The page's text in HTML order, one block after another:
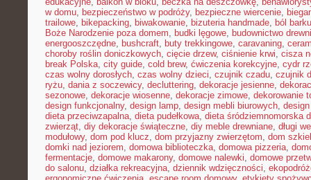
w domu, bezpieczeństwo w podróży, bezpieczne wiercenie,
trailowe, bikepacking, biwakowanie, bizuteria handmade, ból barku
Boże Narodzenie poza domem, budki lęgowe, budownictwo
energooszczędne, bushcraft, buty trekkingowe, caravaning,
choroby roślin doniczkowych, cięcie drzew, ciśnienie krwi, cisza
break Polska, city guide, cold brew, ćwiczenia korekcyjne, cydr
czas wolny dorosłych, czas wolny dzieci, czujnik czadu, czujnik
ryżu, dania z soczewicy, decluttering, dekoracje jesienne,
sezonowe, dekoracje wiosenne, dekoracje zimowe, dekorowanie
design funkcjonalny, design lamp, design mebli biurowych,
dieta przeciwzapalna, dieta pudełkowa, dieta śródziemnomorska
zwierząt, diy dekoracje świąteczne, diy meble drewniane, długi
modułowy, dom pod klucz, dom przyjazny zwierzętom, dom
domki nad jeziorem, domowa biblioteczka, domowa pizzeria,
fermentacje, domowe makarony, domowe nalewki, domowe
do salonu, działka rekreacyjna, dziennik wdzięczności,